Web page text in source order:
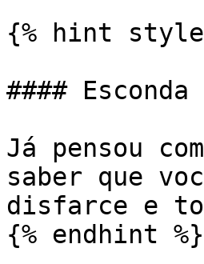
{% hint
####
Já pensou
saber que
disfarce e
{% endhint %}